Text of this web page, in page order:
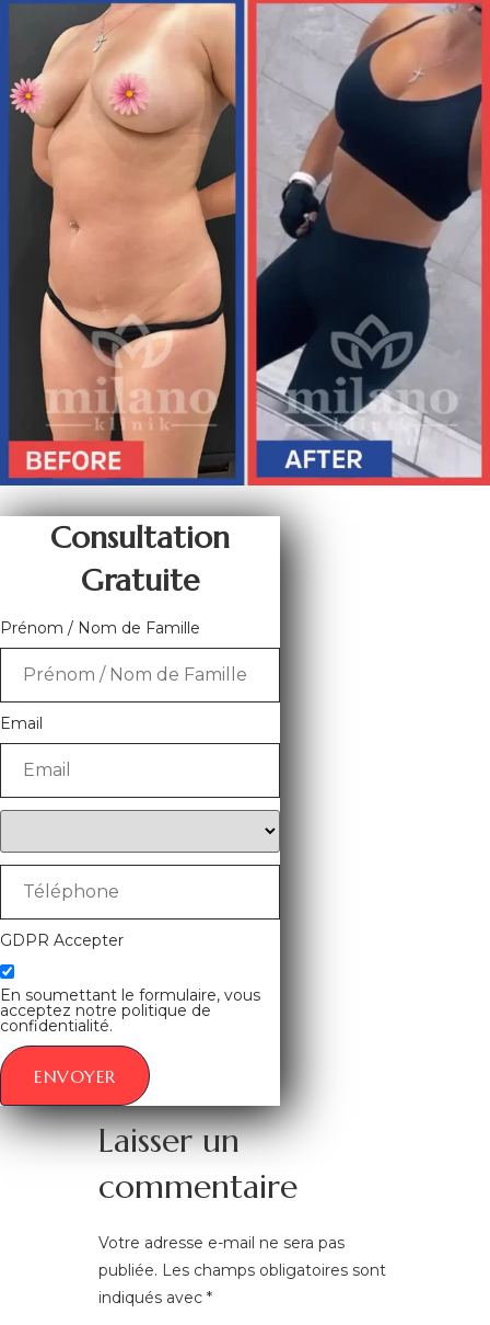
Consultation
Gratuite
Prénom / Nom de Famille
Email
GDPR Accepter
En soumettant le formulaire, vous
acceptez notre politique de
confidentialité.
ENVOYER
Laisser un
commentaire
Votre adresse e-mail ne sera pas
publiée. Les champs obligatoires sont
indiqués avec *